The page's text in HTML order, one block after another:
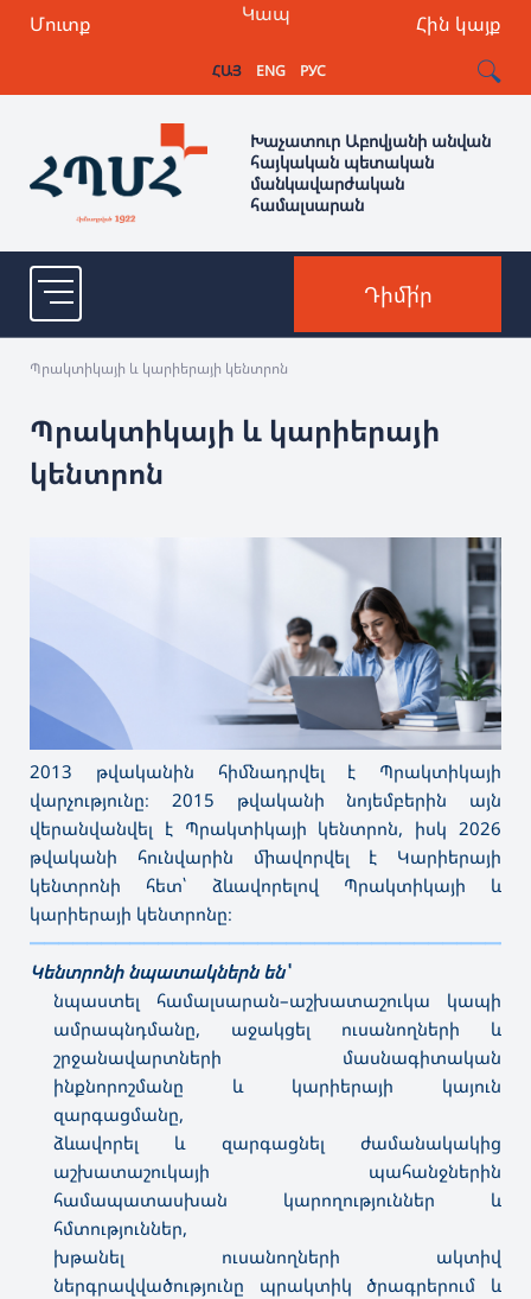
Մուտք Հին կայք
Կապ
ՀԱՅ ENG РУС
Խաչատուր Աբովյանի անվան
հայկական պետական
մանկավարժական
համալսարան
Դիմի՛ր
Պրակտիկայի և կարիերայի կենտրոն
Պրակտիկայի և կարիերայի
կենտրոն
2013 թվականին հիմնադրվել է Պրակտիկայի
վարչությունը։ 2015 թվականի նոյեմբերին այն
վերանվանվել է Պրակտիկայի կենտրոն, իսկ 2026
թվականի հունվարին միավորվել է Կարիերայի
կենտրոնի հետ՝ ձևավորելով Պրակտիկայի և
կարիերայի կենտրոնը։
Կենտրոնի նպատակներն են՝
նպաստել համալսարան–աշխատաշուկա կապի
ամրապնդմանը, աջակցել ուսանողների և
շրջանավարտների մասնագիտական
ինքնորոշմանը և կարիերայի կայուն
զարգացմանը,
ձևավորել և զարգացնել ժամանակակից
աշխատաշուկայի պահանջներին
համապատասխան կարողություններ և
հմտություններ,
խթանել ուսանողների ակտիվ
ներգրավվածությունը պրակտիկ ծրագրերում և